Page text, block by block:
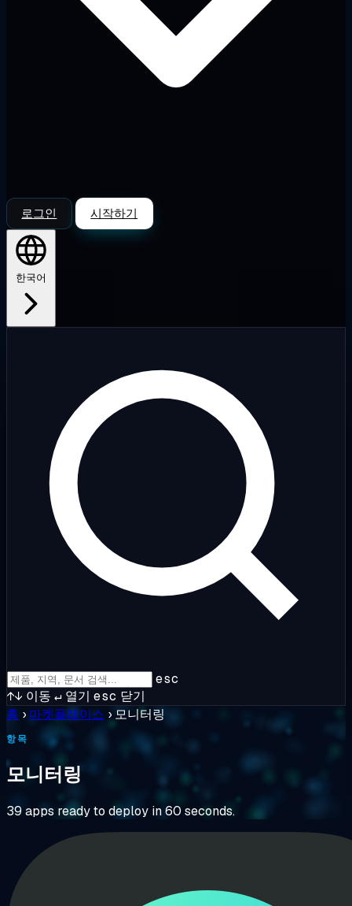
로그인 시작하기
한국어
esc
↑↓ 이동 ↵ 열기 esc 닫기
홈 › 마켓플레이스 › 모니터링
항목
모니터링
39 apps ready to deploy in 60 seconds.